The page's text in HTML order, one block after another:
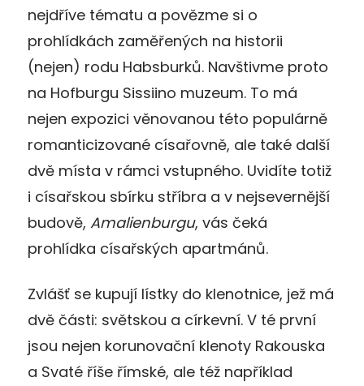
nejdříve tématu a povězme si o
prohlídkách zaměřených na historii
(nejen) rodu Habsburků. Navštivme proto
na Hofburgu Sissiino muzeum. To má
nejen expozici věnovanou této populárně
romanticizované císařovně, ale také další
dvě místa v rámci vstupného. Uvidíte totiž
i císařskou sbírku stříbra a v nejsevernější
budově, Amalienburgu, vás čeká
prohlídka císařských apartmánů.
Zvlášť se kupují lístky do klenotnice, jež má
dvě části: světskou a církevní. V té první
jsou nejen korunovační klenoty Rakouska
a Svaté říše římské, ale též například